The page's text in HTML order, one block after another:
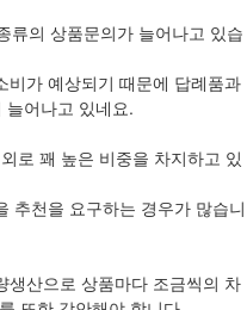
류의 상품문의가 늘어나고 있습
비가 예상되기 때문에 답례품과
늘어나고 있네요.
로 꽤 높은 비중을 차지하고 있
추천을 요구하는 경우가 많습니
생산으로 상품마다 조금씩의 차